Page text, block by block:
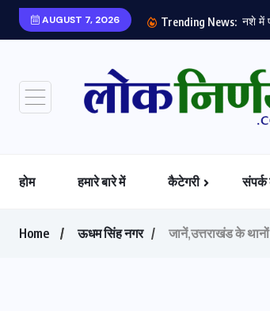
AUGUST 7, 2026 Trending News: नशे में
होम हमारे बारे में कैटेगरी
Home ऊधम सिंह नगर जानें,उत्तराखंड के